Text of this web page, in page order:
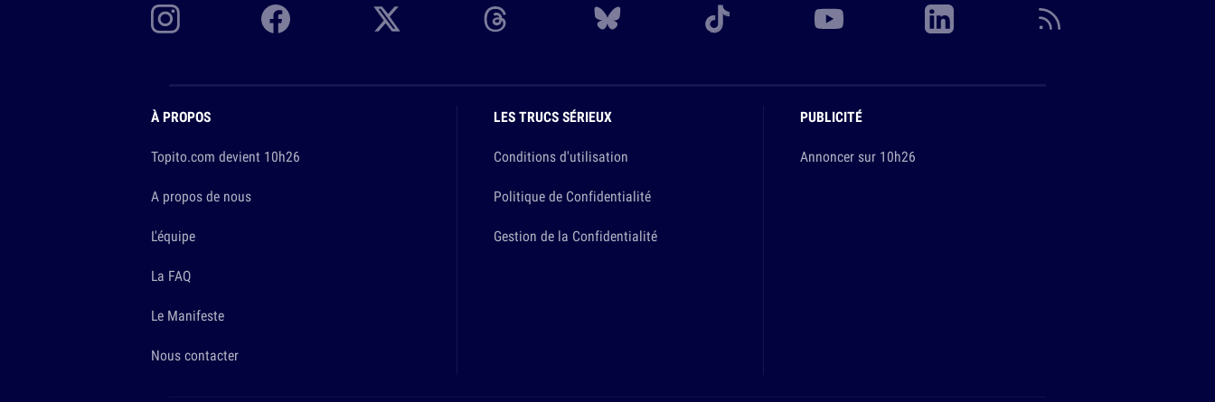
À PROPOS
Topito.com devient 10h26
A propos de nous
L'équipe
La FAQ
Le Manifeste
Nous contacter
LES TRUCS SÉRIEUX
Conditions d'utilisation
Politique de Confidentialité
Gestion de la Confidentialité
PUBLICITÉ
Annoncer sur 10h26